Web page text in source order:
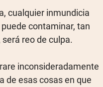
cualquier inmundicia
contaminar, tan
reo de culpa.
inconsideradamente
de esas cosas en que